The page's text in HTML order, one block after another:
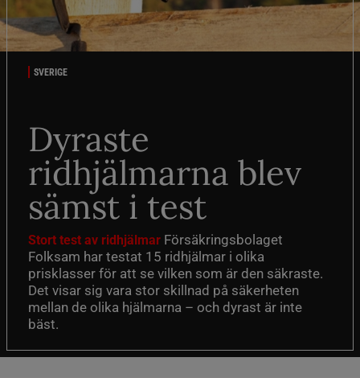
SVERIGE
Dyraste
ridhjälmarna blev
sämst i test
Stort test av ridhjälmar Försäkringsbolaget
Folksam har testat 15 ridhjälmar i olika
prisklasser för att se vilken som är den säkraste.
Det visar sig vara stor skillnad på säkerheten
mellan de olika hjälmarna – och dyrast är inte
bäst.